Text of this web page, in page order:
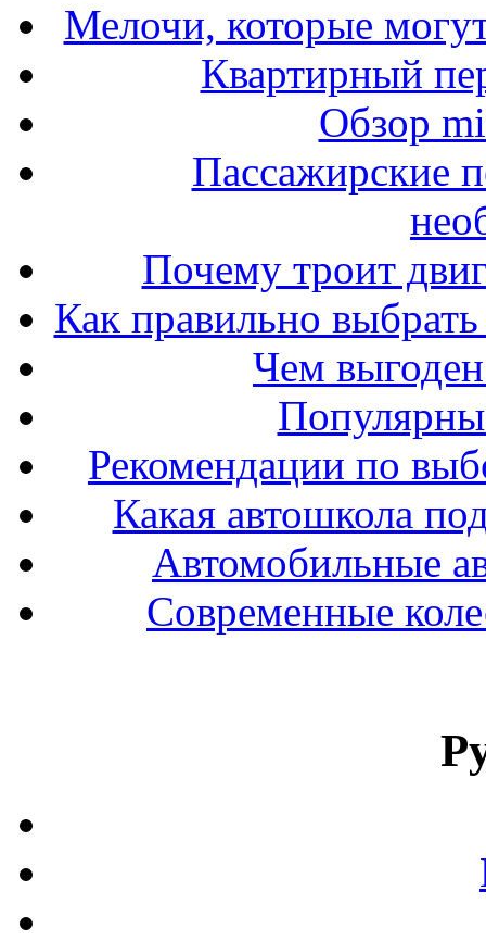
Мелочи, которые
Квартирный
Обзор
Пассажирские
Почему троит
Как правильно выбрать
Чем
Рекомендации по
Какая автошкола
Автомобильные
Современные